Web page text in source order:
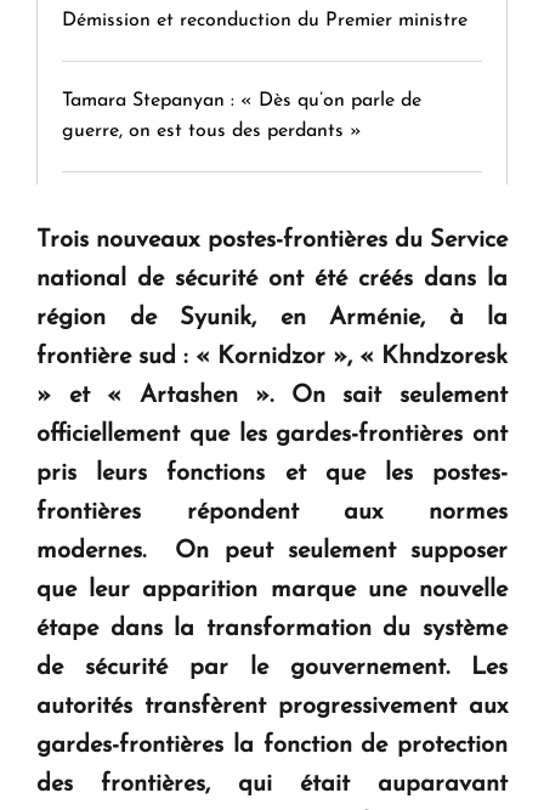
Démission et reconduction du Premier ministre
Tamara Stepanyan : « Dès qu’on parle de
guerre, on est tous des perdants »
question d'un référendum ne se pose pas. "
KASA : 30 ans d'audace, de résilience et d'avenir
en Arménie
Le premier hôtel Hyatt Regency d'Arménie
ouvrira ses portes à Dilijan
Trois nouveaux postes-frontières du Service
national de sécurité ont été créés dans la
région de Syunik, en Arménie, à la
frontière sud : « Kornidzor », « Khndzoresk
» et « Artashen ». On sait seulement
officiellement que les gardes-frontières ont
pris leurs fonctions et que les postes-
frontières répondent aux normes
modernes. On peut seulement supposer
que leur apparition marque une nouvelle
étape dans la transformation du système
de sécurité par le gouvernement. Les
autorités transfèrent progressivement aux
gardes-frontières la fonction de protection
des frontières, qui était auparavant